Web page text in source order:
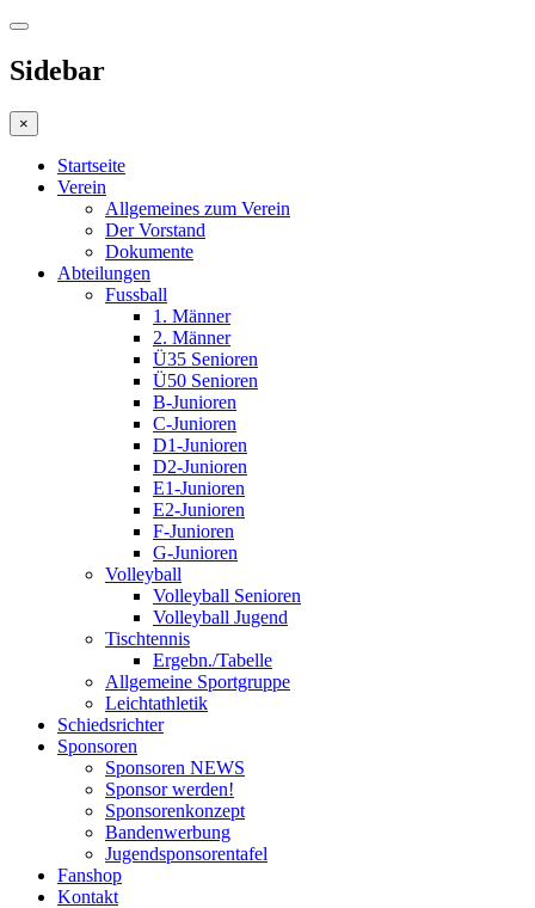
Sidebar
×
Startseite
Verein
Allgemeines zum Verein
Der Vorstand
Dokumente
Abteilungen
Fussball
1. Männer
2. Männer
Ü35 Senioren
Ü50 Senioren
B-Junioren
C-Junioren
D1-Junioren
D2-Junioren
E1-Junioren
E2-Junioren
F-Junioren
G-Junioren
Volleyball
Volleyball Senioren
Volleyball Jugend
Tischtennis
Ergebn./Tabelle
Allgemeine Sportgruppe
Leichtathletik
Schiedsrichter
Sponsoren
Sponsoren NEWS
Sponsor werden!
Sponsorenkonzept
Bandenwerbung
Jugendsponsorentafel
Fanshop
Kontakt